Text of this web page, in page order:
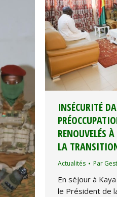
INSÉCURITÉ
RENOUVELÉS
LA
Actualités Par
En séjour à
le Président de